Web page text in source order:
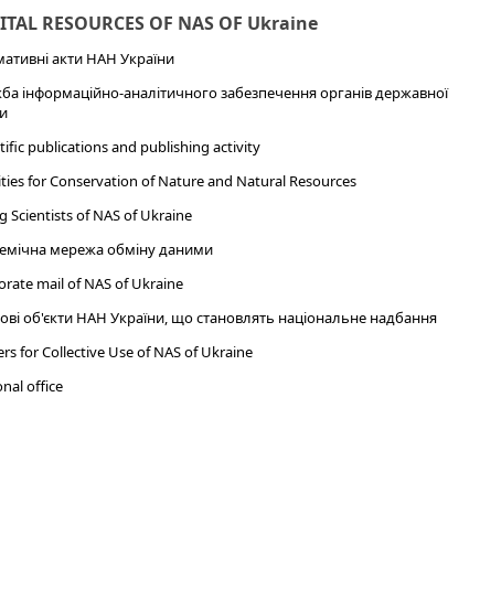
RESOURCES OF NAS OF Ukraine
акти НАН України
інформаційно-аналітичного забезпечення органів державної
publications and publishing activity
for Conservation of Nature and Natural Resources
Scientists of NAS of Ukraine
мережа обміну даними
mail of NAS of Ukraine
об'єкти НАН України, що становлять національне надбання
for Collective Use of NAS of Ukraine
office